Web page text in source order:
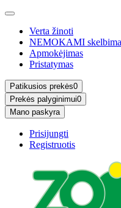
Verta žinoti
NEMOKAMI
Apmokėjimas
Pristatymas
Patikusios prekės0
Prekės palyginimui0
Mano paskyra
Prisijungti
Registruotis